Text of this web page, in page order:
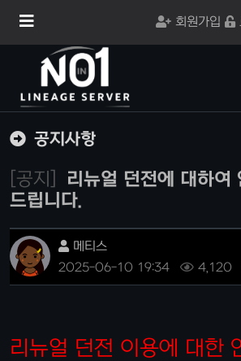
메
회원가입
공지사항
[공지]
리뉴얼 던전에 대하여
드립니다.
메티스
2025-06-10 19:34
4,120
리뉴얼 던전 이용에 대한